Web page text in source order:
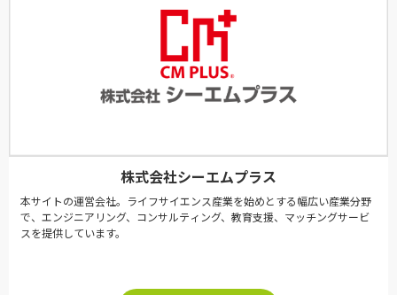
株式会社シーエムプラス
本サイトの運営会社。ライフサイエンス産業を始めとする幅広い産業分野
で、エンジニアリング、コンサルティング、教育支援、マッチングサービ
スを提供しています。